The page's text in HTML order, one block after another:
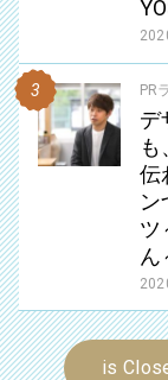
PR
デ
伝
ン
ツ
ん
is